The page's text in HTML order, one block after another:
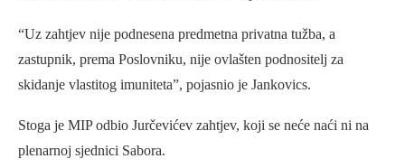
“Uz zahtjev nije podnesena predmetna privatna tužba, a
zastupnik, prema Poslovniku, nije ovlašten podnositelj za
skidanje vlastitog imuniteta”, pojasnio je Jankovics.
Stoga je MIP odbio Jurčevićev zahtjev, koji se neće naći ni na
plenarnoj sjednici Sabora.